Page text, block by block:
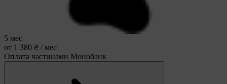
5 мес
от 1 380 ₴ / мес
Оплата частинами Монобанк